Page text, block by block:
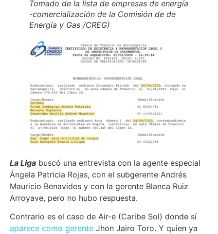
Tomado de la lista de empresas de energía
-comercialización de la Comisión de de
Energía y Gas /CREG)
La Liga buscó una entrevista con la agente especial
Ángela Patricia Rojas, con el subgerente Andrés
Mauricio Benavides y con la gerente Blanca Ruiz
Arroyave, pero no hubo respuesta.
Contrario es el caso de Air-e (Caribe Sol) donde sí
aparece como gerente Jhon Jairo Toro. Y quien ya